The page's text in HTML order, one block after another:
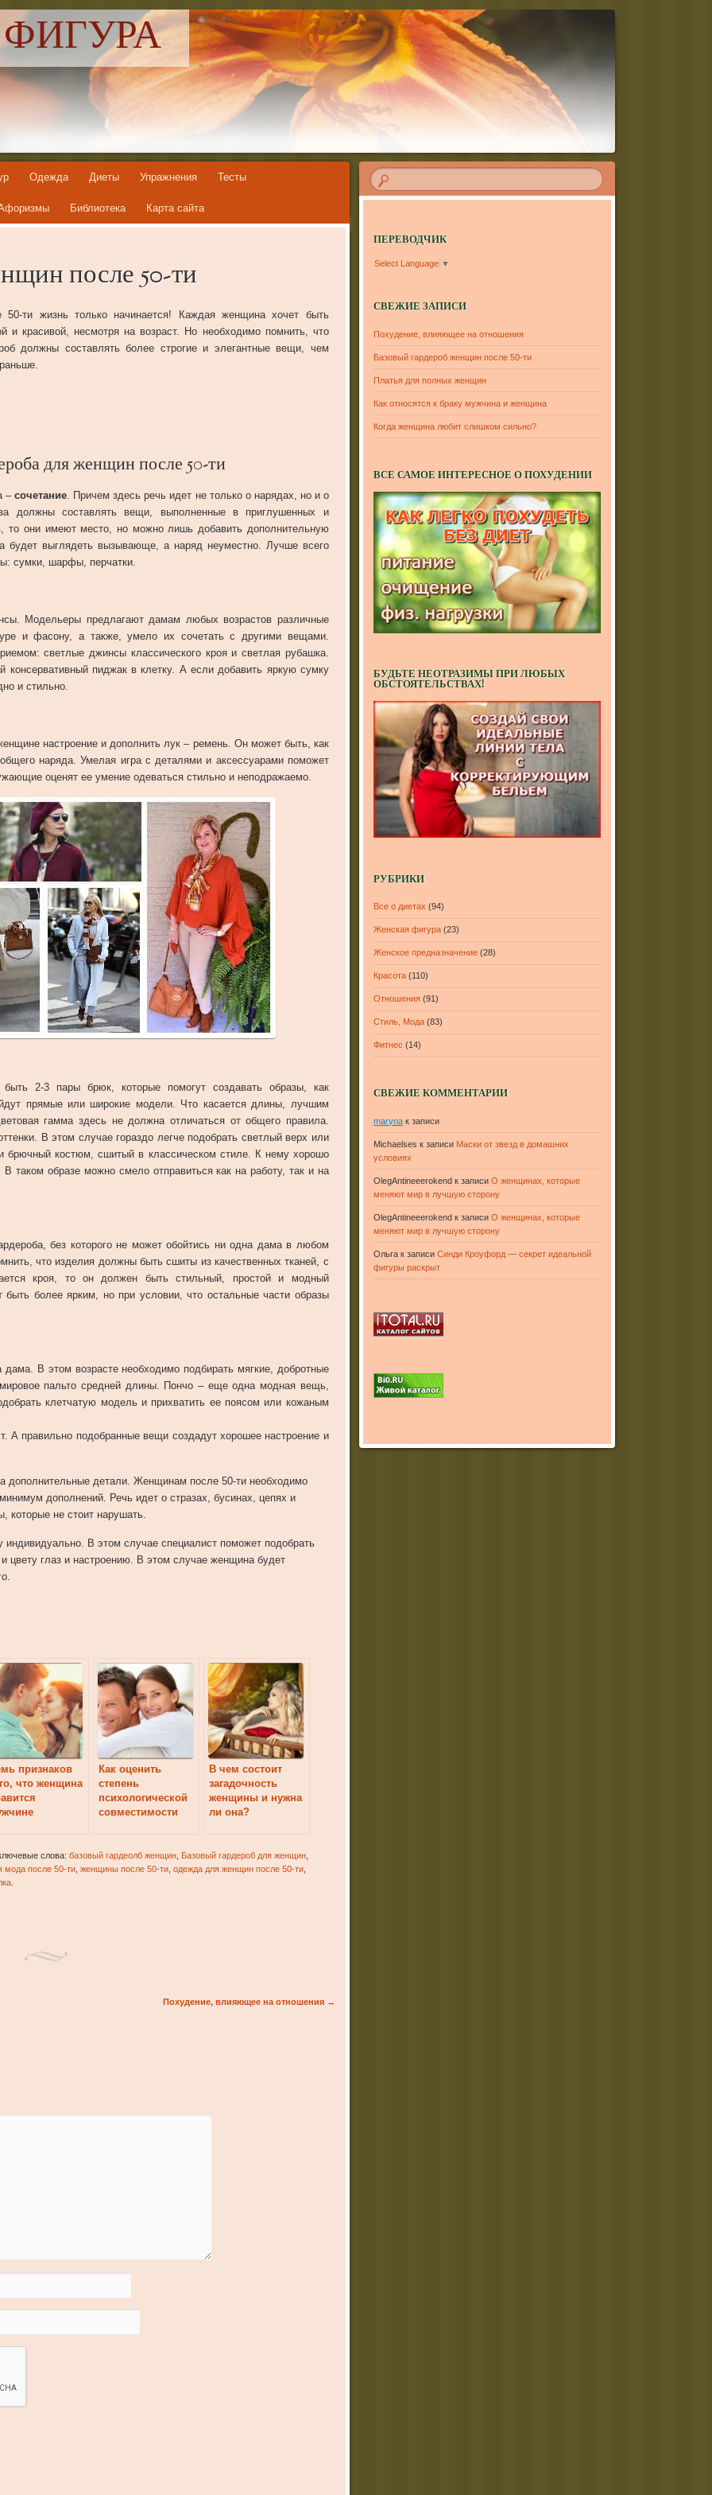
Одежда Диеты Упражнения Тесты
Библиотека Карта сайта
после 50-ти
50-ти жизнь только начинается! Каждая женщина хочет быть
и красивой, несмотря на возраст. Но необходимо помнить, что
должны составлять более строгие и элегантные вещи, чем
для женщин после 50-ти
–сочетание . Причем здесь речь идет не только о нарядах, но и о
должны составлять вещи, выполненные в приглушенных и
то они имеют место, но можно лишь добавить дополнительную
будет выглядеть вызывающе, а наряд неуместно. Лучше всего
сумки, шарфы, перчатки.
Модельеры предлагают дамам любых возрастов различные
и фасону, а также, умело их сочетать с другими вещами.
светлые джинсы классического кроя и светлая рубашка.
консервативный пиджак в клетку. А если добавить яркую сумку
и стильно.
настроение и дополнить лук – ремень. Он может быть, как
наряда. Умелая игра с деталями и аксессуарами поможет
оценят ее умение одеваться стильно и неподражаемо.
2-3 пары брюк, которые помогут создавать образы, как
прямые или широкие модели. Что касается длины, лучшим
гамма здесь не должна отличаться от общего правила.
В этом случае гораздо легче подобрать светлый верх или
брючный костюм, сшитый в классическом стиле. К нему хорошо
таком образе можно смело отправиться как на работу, так и на
без которого не может обойтись ни одна дама в любом
что изделия должны быть сшиты из качественных тканей, с
кроя, то он должен быть стильный, простой и модный
более ярким, но при условии, что остальные части образы
В этом возрасте необходимо подбирать мягкие, добротные
пальто средней длины. Пончо – еще одна модная вещь,
клетчатую модель и прихватить ее поясом или кожаным
А правильно подобранные вещи создадут хорошее настроение и
дополнительные детали. Женщинам после 50-ти необходимо
дополнений. Речь идет о стразах, бусинах, цепях и
которые не стоит нарушать.
В этом случае специалист поможет подобрать
цвету глаз и настроению. В этом случае женщина будет
признаков
что женщина
Как оценить
степень
психологической
совместимости
В чем состоит
загадочность
женщины и нужна
ли она?
слова: базовый гардеолб женщин, Базовый гардероб для женщин,
мода после 50-ти, женщины после 50-ти, одежда для женщин после 50-ти,
.
Похудение, влияющее на отношения →
ПЕРЕВОДЧИК
Select Language ▼
СВЕЖИЕ ЗАПИСИ
Похудение, влияющее на отношения
Базовый гардероб женщин после 50-ти
Платья для полных женщин
Как относятся к браку мужчина и женщина
Когда женщина любит слишком сильно?
ВСЕ САМОЕ ИНТЕРЕСНОЕ О ПОХУДЕНИИ
БУДЬТЕ НЕОТРАЗИМЫ ПРИ ЛЮБЫХ
ОБСТОЯТЕЛЬСТВАХ!
РУБРИКИ
Все о диетах (94)
Женская фигура (23)
Женское предназначение (28)
Красота (110)
Отношения (91)
Стиль, Мода (83)
Фитнес (14)
СВЕЖИЕ КОММЕНТАРИИ
maryna к записи
Michaelses к записи Маски от звезд в домашних
условиях
OlegAntineeerokend к записиО женщинах, которые
меняют мир в лучшую сторону
OlegAntineeerokend к записиО женщинах, которые
меняют мир в лучшую сторону
Ольга к записиСинди Кроуфорд — секрет идеальной
фигуры раскрыт